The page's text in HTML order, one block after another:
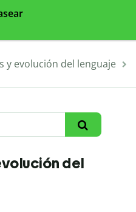
y evolución del lenguaje
del